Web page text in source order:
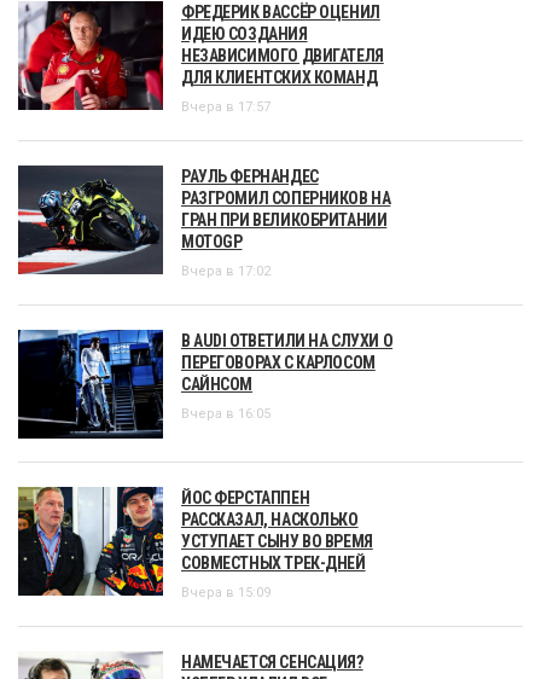
ФРЕДЕРИК ВАССЁР ОЦЕНИЛ
ИДЕЮ СОЗДАНИЯ
НЕЗАВИСИМОГО ДВИГАТЕЛЯ
ДЛЯ КЛИЕНТСКИХ КОМАНД
Вчера в 17:57
РАУЛЬ ФЕРНАНДЕС
РАЗГРОМИЛ СОПЕРНИКОВ НА
ГРАН ПРИ ВЕЛИКОБРИТАНИИ
MOTOGP
Вчера в 17:02
В AUDI ОТВЕТИЛИ НА СЛУХИ О
ПЕРЕГОВОРАХ С КАРЛОСОМ
САЙНСОМ
Вчера в 16:05
ЙОС ФЕРСТАППЕН
РАССКАЗАЛ, НАСКОЛЬКО
УСТУПАЕТ СЫНУ ВО ВРЕМЯ
СОВМЕСТНЫХ ТРЕК-ДНЕЙ
Вчера в 15:09
НАМЕЧАЕТСЯ СЕНСАЦИЯ?